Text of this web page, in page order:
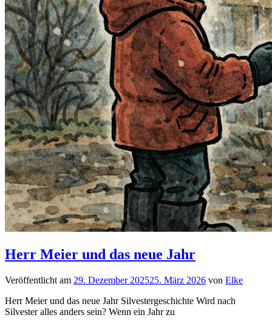
Herr Meier und das neue Jahr
Veröffentlicht am 29. Dezember 202525. März 2026 von Elke
Herr Meier und das neue Jahr Silvestergeschichte Wird nach
Silvester alles anders sein? Wenn ein Jahr zu